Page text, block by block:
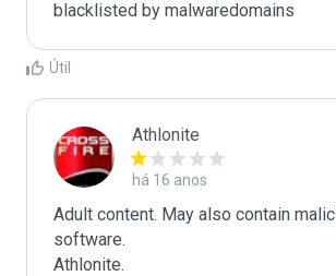
blacklisted by malwaredomains
Útil
Athlonite
há 16 anos
Adult content. May also contain
software.
Athlonite.